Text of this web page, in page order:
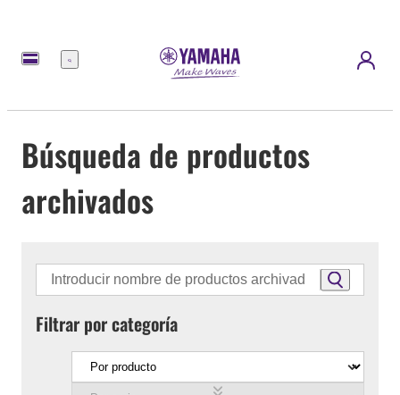
Menú
Búsqueda de productos
archivados
Filtrar por categoría